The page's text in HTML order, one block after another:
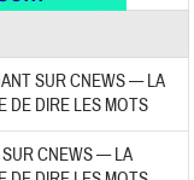
SUR CNEWS — LA
DE DIRE LES MOTS
CNEWS — LA